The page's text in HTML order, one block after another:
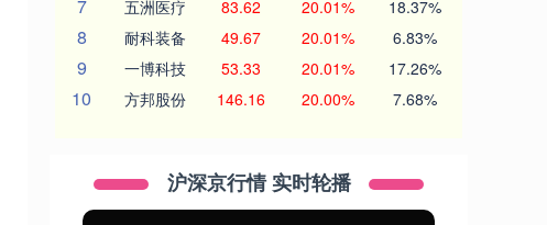
7 五洲医疗 83.62 20.01% 18.37%
8 耐科装备 49.67 20.01% 6.83%
9 一博科技 53.33 20.01% 17.26%
10 方邦股份 146.16 20.00% 7.68%
沪深京行情 实时轮播